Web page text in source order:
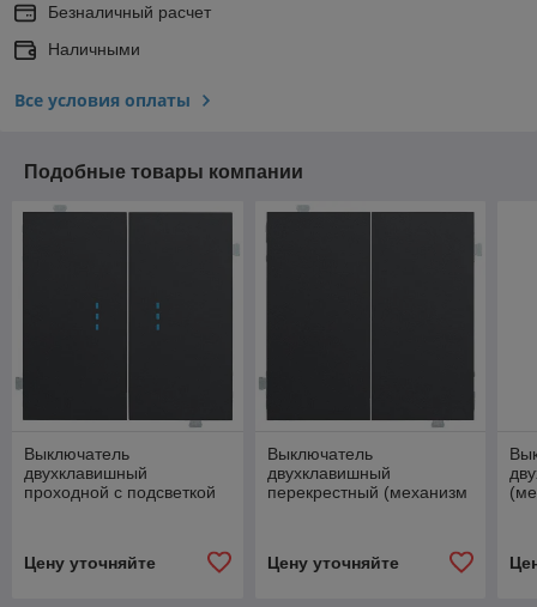
Безналичный расчет
Наличными
Все условия оплаты
Подобные товары компании
Выключатель
двухклавишный
проходной с подсветкой
Цену уточняйте
Выключатель
двухклавишный
перекрестный (механизм
Цену уточняйте